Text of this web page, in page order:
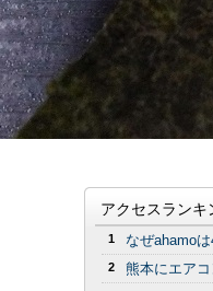
アクセスランキ
1 なぜahamo
2 熊本にエア